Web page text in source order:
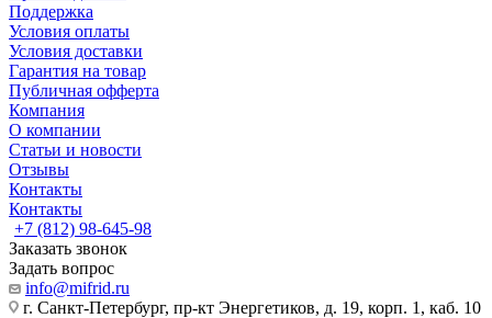
Поддержка
Условия оплаты
Условия доставки
Гарантия на товар
Публичная офферта
Компания
О компании
Статьи и новости
Отзывы
Контакты
Контакты
+7 (812) 98-645-98
Заказать звонок
Задать вопрос
info@mifrid.ru
г. Санкт-Петербург, пр-кт Энергетиков, д. 19, корп. 1, каб. 10